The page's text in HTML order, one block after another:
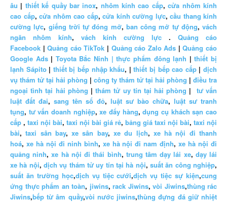
âu | thiết kế quầy bar inox, nhôm kính cao cấp,cửa nhôm kính
cao cấp, cửa nhôm cao cấp, cửa kính cường lực, cầu thang kính
cường lực, giếng trời tự đóng mở, ban công mở tự động, vách
ngăn nhôm kính, vách kính cường lực . Quảng cáo
Facebook |Quảng cáo TikTok | Quảng cáo Zalo Ads |Quảng cáo
Google Ads| Toyota Bắc Ninh | thực phẩm đông lạnh |thiết bị
lạnh Sápito | thiết bị bếp nhập khẩu, |thiết bị bếp cao cấp|dịch
vụ thám tử tại hải phòng | công ty thám tử tại hải phòng | điều tra
ngoại tình tại hải phòng |thám tử uy tín tại hải phòng | tư vấn
luật đất đai, sang tên sổ đỏ, luật sư bào chữa, luật sư tranh
tụng, tư vấn doanh nghiệp,xe đẩy hàng,dụng cụ khách sạn cao
cấp , taxi nội bài, taxi nội bài giá rẻ, bảng giá taxi nội bài, taxi nội
bài,taxi sân bay,xe sân bay,xe du lịch, xe hà nội đi thanh
hoá, xe hà nội đi ninh bình, xe hà nội đi nam định,xe hà nội đi
quảng ninh,xe hà nội đi thái bình, trung tâm dạy lái xe, dạy lái
xe hà nội,dịch vụ thám tử uy tín tại hà nội,suất ăn công nghiệp,
suất ăn trường học,dịch vụ tiệc cưới,dịch vụ tiệc sự kiện,cung
ứng thực phẩm an toàn, jiwins, rack Jiwins, vòi Jiwins,thùng rác
Jiwins,bếp từ âm quầy,vòi nước jiwins,thùng đựng đá giữ nhiệt